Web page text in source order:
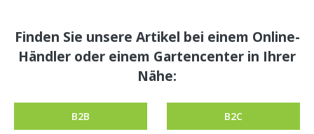
Finden Sie unsere Artikel bei einem Online-
Händler oder einem Gartencenter in Ihrer
Nähe:
B2B B2C